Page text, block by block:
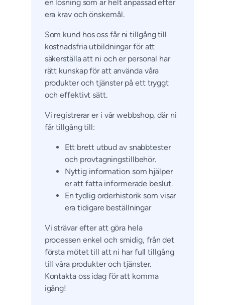
en lösning som är helt anpassad efter
era krav och önskemål.
Som kund hos oss får ni tillgång till
kostnadsfria utbildningar för att
säkerställa att ni och er personal har
rätt kunskap för att använda våra
produkter och tjänster på ett tryggt
och effektivt sätt.
Vi registrerar er i vår webbshop, där ni
får tillgång till:
Ett brett utbud av snabbtester
och provtagningstillbehör.
Nyttig information som hjälper
er att fatta informerade beslut.
En tydlig orderhistorik som visar
era tidigare beställningar
Vi strävar efter att göra hela
processen enkel och smidig, från det
första mötet till att ni har full tillgång
till våra produkter och tjänster.
Kontakta oss idag för att komma
igång!